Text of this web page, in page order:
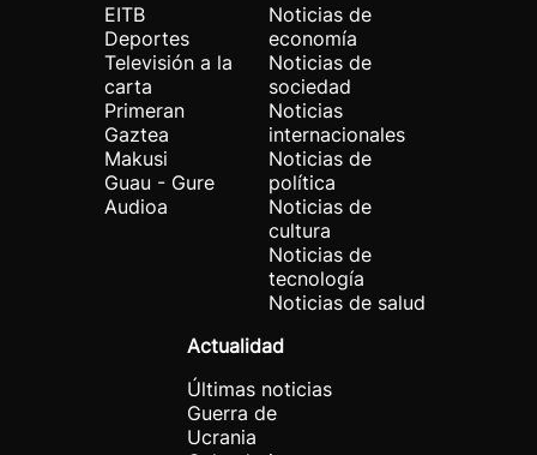
EITB
Deportes
Televisión a la
carta
Primeran
Gaztea
Makusi
Guau - Gure
Audioa
Noticias de
economía
Noticias de
sociedad
Noticias
internacionales
Noticias de
política
Noticias de
cultura
Noticias de
tecnología
Noticias de salud
Actualidad
Últimas noticias
Guerra de
Ucrania